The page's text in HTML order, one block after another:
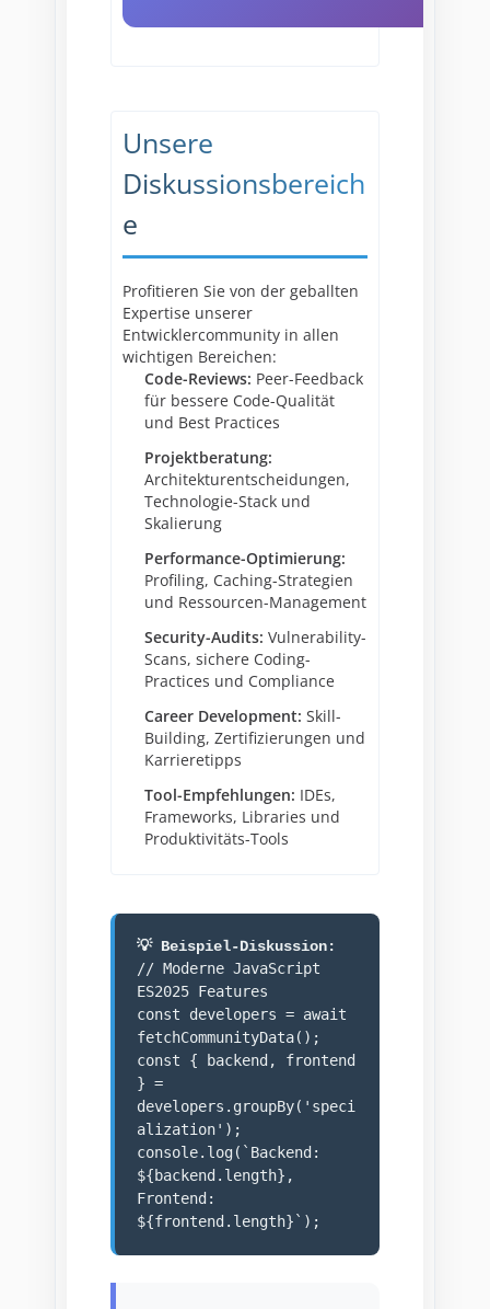
Unsere
Diskussionsbereich
e
Profitieren Sie von der geballten
Expertise unserer
Entwicklercommunity in allen
wichtigen Bereichen:
Code-Reviews: Peer-Feedback
für bessere Code-Qualität
und Best Practices
Projektberatung:
Architekturentscheidungen,
Technologie-Stack und
Skalierung
Performance-Optimierung:
Profiling, Caching-Strategien
und Ressourcen-Management
Security-Audits: Vulnerability-
Scans, sichere Coding-
Practices und Compliance
Career Development: Skill-
Building, Zertifizierungen und
Karrieretipps
Tool-Empfehlungen: IDEs,
Frameworks, Libraries und
Produktivitäts-Tools
💡 Beispiel-Diskussion:
// Moderne JavaScript
ES2025 Features
const developers = await
fetchCommunityData();
const { backend, frontend
} =
developers.groupBy('speci
alization');
console.log(`Backend:
${backend.length},
Frontend:
${frontend.length}`);